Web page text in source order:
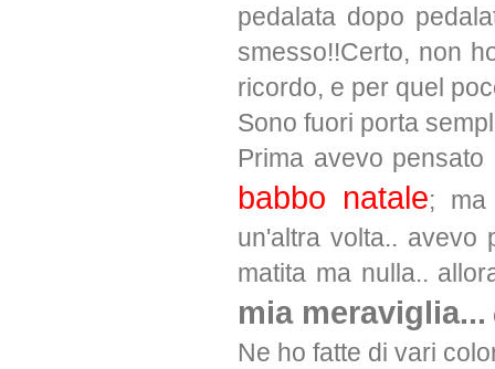
pedalata dopo
smesso!!Certo, non
ricordo, e per quel
Sono fuori porta
Prima avevo
babbo natale; ma
un'altra volta.. avevo
matita ma nulla..
mia meraviglia...
Ne ho fatte di vari